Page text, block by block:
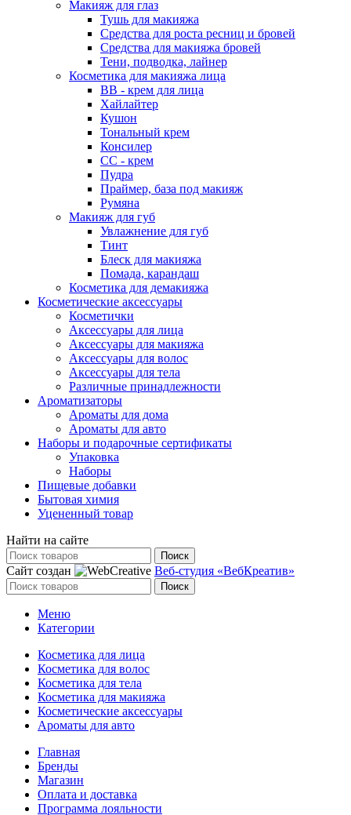
Макияж для глаз
Тушь для макияжа
Средства для роста ресниц и бровей
Средства для макияжа бровей
Тени, подводка, лайнер
Косметика для макияжа лица
ВВ - крем для лица
Хайлайтер
Кушон
Тональный крем
Консилер
СС - крем
Пудра
Праймер, база под макияж
Румяна
Макияж для губ
Увлажнение для губ
Тинт
Блеск для макияжа
Помада, карандаш
Косметика для демакияжа
Косметические аксессуары
Косметички
Аксессуары для лица
Аксессуары для макияжа
Аксессуары для волос
Аксессуары для тела
Различные принадлежности
Ароматизаторы
Ароматы для дома
Ароматы для авто
Наборы и подарочные сертификаты
Упаковка
Наборы
Пищевые добавки
Бытовая химия
Уцененный товар
Найти на сайте
Поиск
Сайт создан Веб-студия «ВебКреатив»
Поиск
Меню
Категории
Косметика для лица
Косметика для волос
Косметика для тела
Косметика для макияжа
Косметические аксессуары
Ароматы для авто
Главная
Бренды
Магазин
Оплата и доставка
Программа лояльности